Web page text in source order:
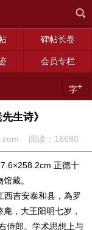
碑帖长卷
会员专栏
字+
生诗》
阅读： 16680
正德十
藏。
西吉安泰和县，為罗
，大王阳明七岁，
侍郎。学术思想上与